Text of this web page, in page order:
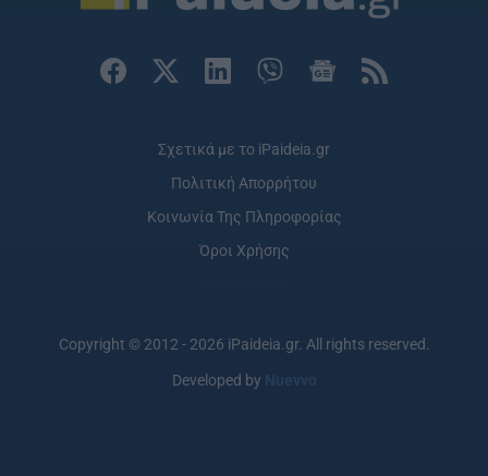
Σχετικά με το iPaideia.gr
Πολιτική Απορρήτου
Κοινωνία Της Πληροφορίας
Όροι Χρήσης
Copyright © 2012 - 2026 iPaideia.gr. All rights reserved.
Developed by